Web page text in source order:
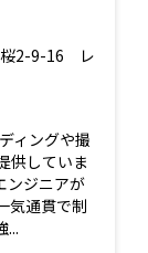
桜2-9-16 レ
ィングや撮
供していま
ンジニアが
気通貫で制
...